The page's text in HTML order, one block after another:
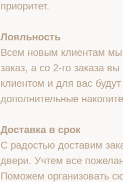
приоритет.
Лояльность
Всем новым клиентам
заказ, а со 2-го заказа
клиентом и для вас
дополнительные
Доставка в срок
С радостью доставим
двери. Учтем все
Поможем организовать